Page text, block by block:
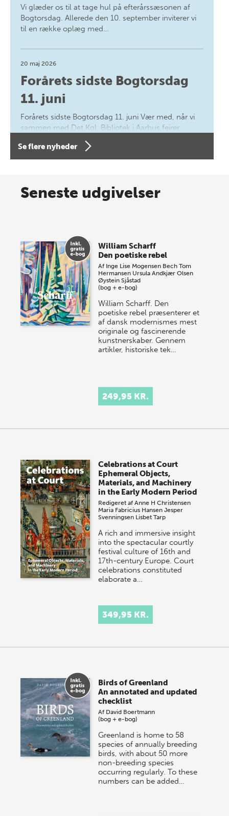
Vi glæder os til at tage hul på efterårssæsonen af
Bogtorsdag. Allerede den 10. september inviterer vi
til en række oplæg med…
20 maj 2026
Forårets sidste Bogtorsdag
11. juni
Forårets sidste Bogtorsdag 11. juni Vær med, når vi
sammen med Det Kgl. Bibliotek i Aarhus fejrer
forfatterne bag vores nyes…
Spar op til 70% til sommer-
store sommer-lagersalg, så sæt kryds i kalenderen
onsdag den 10. j…
Se flere nyheder
Seneste udgivelser
William Scharff
Den poetiske rebel
Af Inge Lise Mogensen Bech Tom
Hermansen Ursula Andkjær Olsen
Øystein Sjåstad
(bog + e-bog)
William Scharff. Den
poetiske rebel præsenterer et
af dansk modernismes mest
originale og fascinerende
kunstnerskaber. Gennem
artikler, historiske tek…
249,95 KR.
Celebrations at Court
Ephemeral Objects,
Materials, and Machinery
in the Early Modern Period
Redigeret afAnne H Christensen
Maria Fabricius Hansen Jesper
Svenningsen Lisbet Tarp
A rich and immersive insight
into the spectacular courtly
festival culture of 16th and
17th-century Europe. Court
celebrations constituted
elaborate a…
349,95 KR.
Birds of Greenland
An annotated and updated
checklist
Af David Boertmann
(bog + e-bog)
Greenland is home to 58
species of annually breeding
birds, with about 50 more
non-breeding species
occurring regularly. To these
numbers can be added…